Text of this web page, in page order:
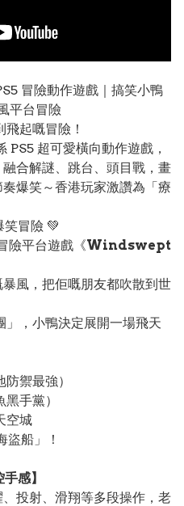
冒險動作遊戲｜搞笑小鴨
平台冒險
起嘅冒險！
超可愛橫向動作遊戲，
合解謎、跳台、頭目戰，畫
爆笑～香港玩家激讚為「療
笑冒險 💚
險平台遊戲《Windswept
風，把佢嘅朋友都吹散到世
」，小鴨決定展開一場飛天
禦最強）
手黨）
空城
船」！
感】
投射、滑翔等多段操作，老